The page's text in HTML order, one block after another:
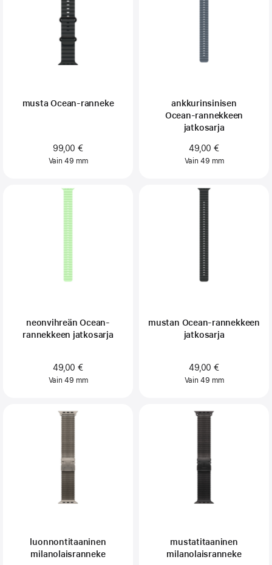
musta Ocean-ranneke
99,00 €
Vain 49 mm
ankkurinsinisen
Ocean‑rannekkeen
jatkosarja
49,00 €
Vain 49 mm
neonvihreän Ocean-
rannekkeen jatkosarja
49,00 €
Vain 49 mm
mustan Ocean-rannekkeen
jatkosarja
49,00 €
Vain 49 mm
luonnontitaaninen
milanolaisranneke
mustatitaaninen
milanolaisranneke